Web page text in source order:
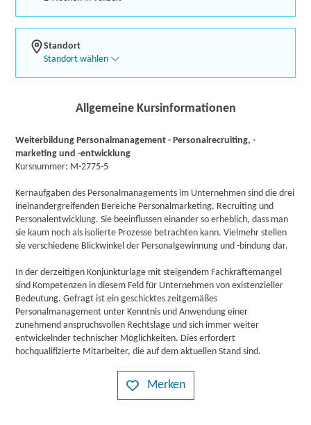
Standort
Standort wählen
Allgemeine Kursinformationen
Weiterbildung Personalmanagement - Personalrecruiting, -
marketing und -entwicklung
Kursnummer: M-2775-5
Kernaufgaben des Personalmanagements im Unternehmen sind die drei
ineinandergreifenden Bereiche Personalmarketing, Recruiting und
Personalentwicklung. Sie beeinflussen einander so erheblich, dass man
sie kaum noch als isolierte Prozesse betrachten kann. Vielmehr stellen
sie verschiedene Blickwinkel der Personalgewinnung und -bindung dar.
In der derzeitigen Konjunkturlage mit steigendem Fachkräftemangel
sind Kompetenzen in diesem Feld für Unternehmen von existenzieller
Bedeutung. Gefragt ist ein geschicktes zeitgemäßes
Personalmanagement unter Kenntnis und Anwendung einer
zunehmend anspruchsvollen Rechtslage und sich immer weiter
entwickelnder technischer Möglichkeiten. Dies erfordert
hochqualifizierte Mitarbeiter, die auf dem aktuellen Stand sind.
Merken